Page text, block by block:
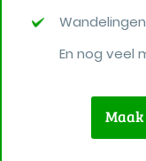
En nog veel